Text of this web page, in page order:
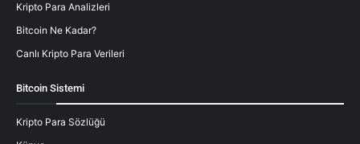
Kripto Para Analizleri
Bitcoin Ne Kadar?
Canlı Kripto Para Verileri
Bitcoin Sistemi
Kripto Para Sözlüğü